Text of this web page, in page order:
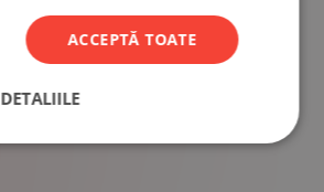
ACCEPTĂ TOATE